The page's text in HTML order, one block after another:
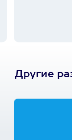
Другие